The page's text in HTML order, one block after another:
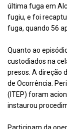
última fuga em
fugiu, e foi
fuga, quando 56
Quanto ao
custodiados na
presos. A direção
de Ocorrência.
(ITEP) foram
instaurou